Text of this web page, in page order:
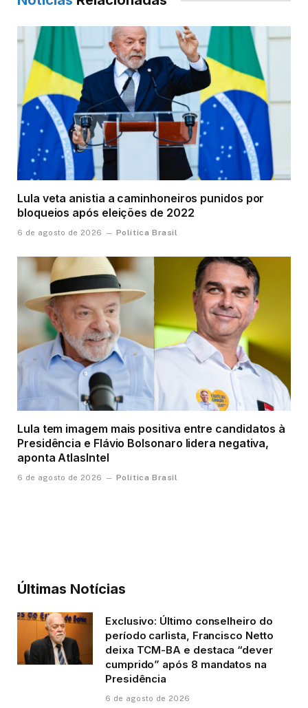
Lula veta anistia a caminhoneiros punidos por
bloqueios após eleições de 2022
6 de agosto de 2026 Política Brasil
Lula tem imagem mais positiva entre candidatos à
Presidência e Flávio Bolsonaro lidera negativa,
aponta AtlasIntel
6 de agosto de 2026 Política Brasil
Últimas Notícias
Exclusivo: Último conselheiro do
período carlista, Francisco Netto
deixa TCM-BA e destaca “dever
cumprido” após 8 mandatos na
Presidência
6 de agosto de 2026